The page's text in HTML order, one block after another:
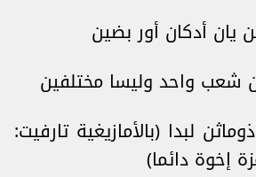
يان أدكان أور بضين
شعب واحد وليسا مختلفين
لبدا (بالأمازيغية تارفيت:
إخوة دائما)